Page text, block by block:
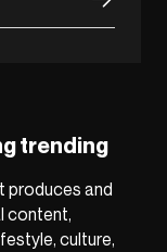
trending
produces and
content,
culture,